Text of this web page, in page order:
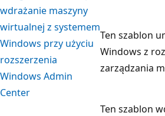
wdrażanie maszyny
wirtualnej z systemem
Windows przy użyciu
rozszerzenia
Windows Admin
Center
Ten szablon
Windows z
zarządzania
Ten szablon